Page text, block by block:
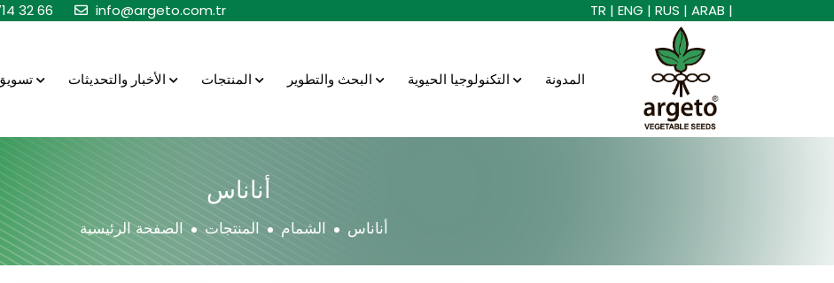
32 66 info@argeto.com.tr TR | ENG | RUS | ARAB |
المدونة
أناناس
الصفحة الرئيسية المنتجات الشمام أناناس